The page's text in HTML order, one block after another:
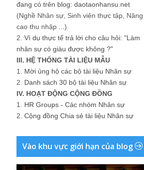
đang có trên blog: daotaonhansu.net
(Nghề Nhân sự, Sinh viên thực tập, Nâng
cao thu nhập ...)
2. Ví dụ thực tế trả lời cho câu hỏi: "Làm
nhân sự có giàu được không ?"
III. HỆ THỐNG TÀI LIỆU MẪU
1. Mời ủng hộ các bộ tài liệu Nhân sự
2. Danh sách 30 bộ tài liệu Nhân sự
IV. HOẠT ĐỘNG CỘNG ĐỒNG
1. HR Groups - Các nhóm Nhân sự
2. Cộng đồng Chia sẻ tài liệu Nhân sự
Vào khu vực giới hạn của blog